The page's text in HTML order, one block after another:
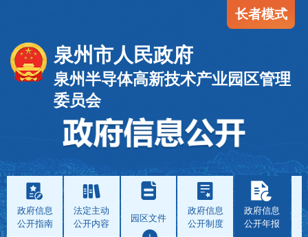
长者模式
泉州市人民政府
泉州半导体高新技术产业园区管理
委员会
政府信息
公开指南
法定主动
公开内容
园区文件
政府信息
公开制度
政府信息
公开年报